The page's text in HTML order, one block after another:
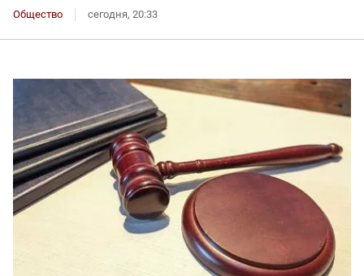
Общество сегодня, 20:33